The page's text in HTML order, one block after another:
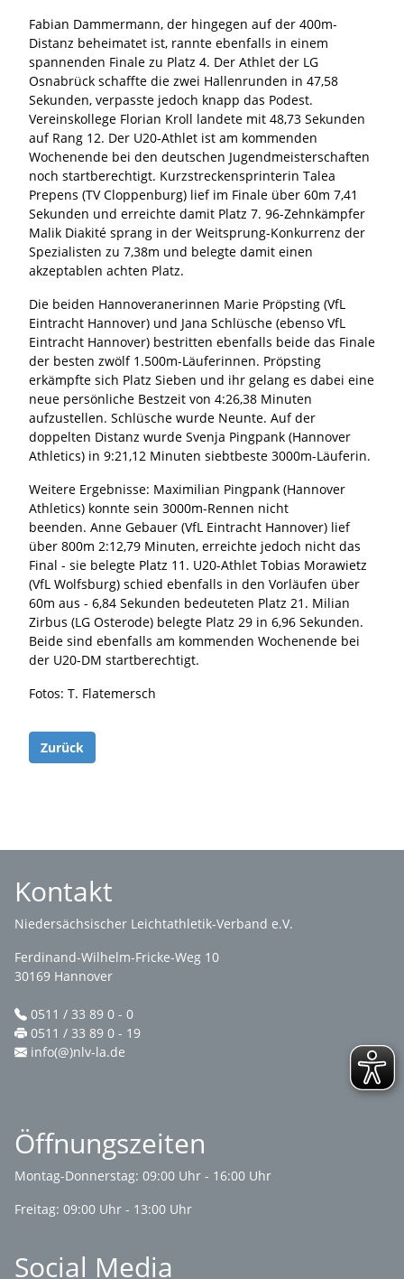
Fabian Dammermann, der hingegen auf der 400m-
Distanz beheimatet ist, rannte ebenfalls in einem
spannenden Finale zu Platz 4. Der Athlet der LG
Osnabrück schaffte die zwei Hallenrunden in 47,58
Sekunden, verpasste jedoch knapp das Podest.
Vereinskollege Florian Kroll landete mit 48,73 Sekunden
auf Rang 12. Der U20-Athlet ist am kommenden
Wochenende bei den deutschen Jugendmeisterschaften
noch startberechtigt. Kurzstreckensprinterin Talea
Prepens (TV Cloppenburg) lief im Finale über 60m 7,41
Sekunden und erreichte damit Platz 7. 96-Zehnkämpfer
Malik Diakité sprang in der Weitsprung-Konkurrenz der
Spezialisten zu 7,38m und belegte damit einen
akzeptablen achten Platz.
Die beiden Hannoveranerinnen Marie Pröpsting (VfL
Eintracht Hannover) und Jana Schlüsche (ebenso VfL
Eintracht Hannover) bestritten ebenfalls beide das Finale
der besten zwölf 1.500m-Läuferinnen. Pröpsting
erkämpfte sich Platz Sieben und ihr gelang es dabei eine
neue persönliche Bestzeit von 4:26,38 Minuten
aufzustellen. Schlüsche wurde Neunte. Auf der
doppelten Distanz wurde Svenja Pingpank (Hannover
Athletics) in 9:21,12 Minuten siebtbeste 3000m-Läuferin.
Weitere Ergebnisse: Maximilian Pingpank (Hannover
Athletics) konnte sein 3000m-Rennen nicht
beenden. Anne Gebauer (VfL Eintracht Hannover) lief
über 800m 2:12,79 Minuten, erreichte jedoch nicht das
Final - sie belegte Platz 11. U20-Athlet Tobias Morawietz
(VfL Wolfsburg) schied ebenfalls in den Vorläufen über
60m aus - 6,84 Sekunden bedeuteten Platz 21. Milian
Zirbus (LG Osterode) belegte Platz 29 in 6,96 Sekunden.
Beide sind ebenfalls am kommenden Wochenende bei
der U20-DM startberechtigt.
Fotos: T. Flatemersch
Zurück
Kontakt
Niedersächsischer Leichtathletik-Verband e.V.
Ferdinand-Wilhelm-Fricke-Weg 10
30169 Hannover
0511 / 33 89 0 - 0
0511 / 33 89 0 - 19
info(@)nlv-la.de
Öffnungszeiten
Montag-Donnerstag: 09:00 Uhr - 16:00 Uhr
Freitag: 09:00 Uhr - 13:00 Uhr
Social Media